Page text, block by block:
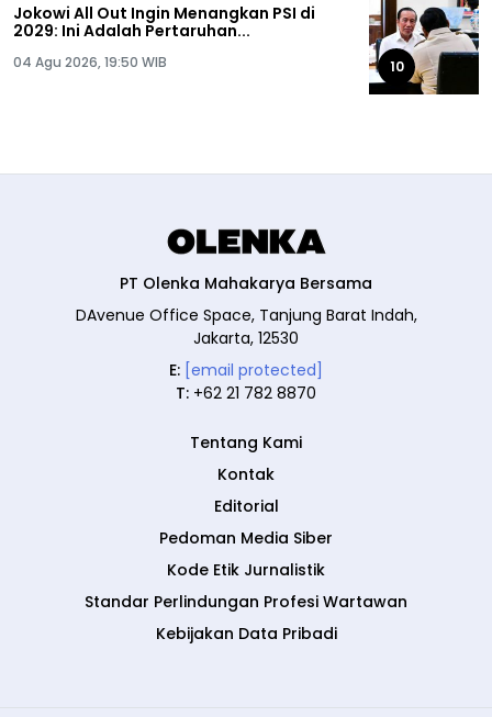
Jokowi All Out Ingin Menangkan PSI di
2029: Ini Adalah Pertaruhan...
04 Agu 2026, 19:50 WIB 10
PT Olenka Mahakarya Bersama
DAvenue Office Space, Tanjung Barat Indah,
Jakarta, 12530
E: [email protected]
T: +62 21 782 8870
Tentang Kami
Kontak
Editorial
Pedoman Media Siber
Kode Etik Jurnalistik
Standar Perlindungan Profesi Wartawan
Kebijakan Data Pribadi